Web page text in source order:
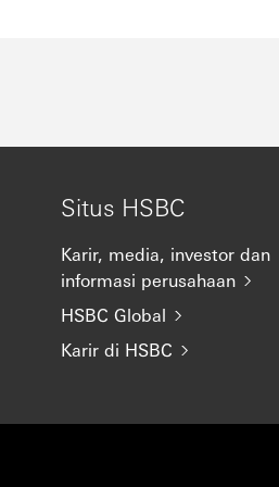
Situs HSBC
Karir, media, investor dan
informasi perusahaan
HSBC Global
Karir di HSBC